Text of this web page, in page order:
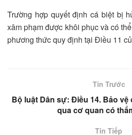
Trường hợp quyết định cá biệt bị
xâm phạm được khôi phục và có
phương thức quy định tại Điều 11
Tin Trước
Bộ luật Dân sự: Điều 14. Bảo
qua cơ quan có
Tin Tiếp